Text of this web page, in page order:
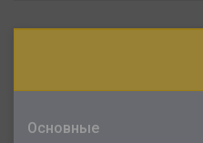
Основные